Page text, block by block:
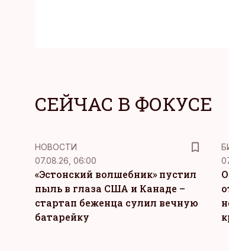
СЕЙЧАС В ФОКУСЕ
НОВОСТИ
07.08.26, 06:00
«Эстонский волшебник» пустил
пыль в глаза США и Канаде –
стартап беженца сулил вечную
батарейку